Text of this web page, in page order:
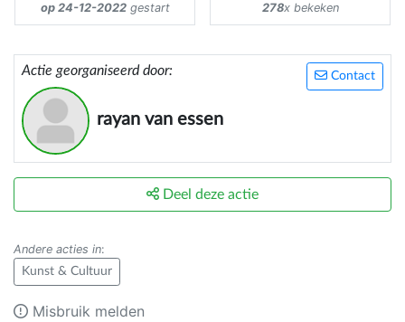
op 24-12-2022gestart 278x bekeken
Contact
Actie georganiseerd door:
rayan van essen
Deel deze actie
Andere acties in:
Kunst & Cultuur
Misbruik melden